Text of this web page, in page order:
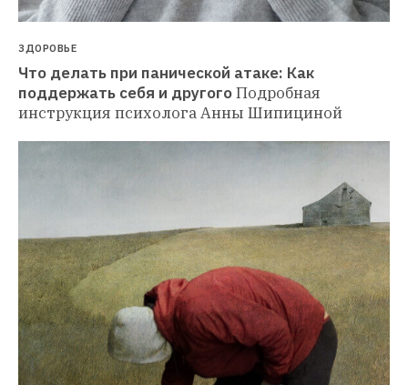
ЗДОРОВЬЕ
Что делать при панической атаке: Как
поддержать себя и другогоПодробная
инструкция психолога Анны Шипициной